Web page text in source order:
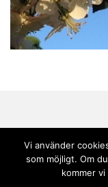
Copyright © 2020
Vi använder
som möjligt. Om
kommer